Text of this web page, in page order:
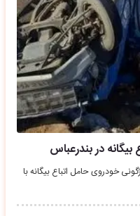
در بندرعباس
خودروی حامل اتباع بیگانه با